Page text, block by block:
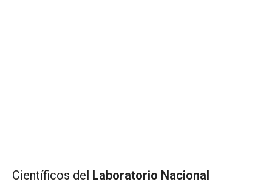
Científicos del Laboratorio Nacional